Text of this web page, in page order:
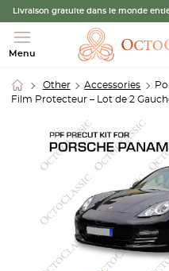
Livraison gratuite dans le monde
Menu
Other Accessories
Film Protecteur – Lot de 2